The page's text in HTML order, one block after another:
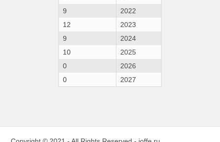
9
2022
12
2023
9
2024
10
2025
0
2026
0
2027